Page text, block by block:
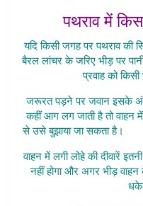
पथराव में
यदि किसी जगह पर पथराव की
बैरल लांचर के जरिए भीड़ पर
प्रवाह को
जरूरत पड़ने पर जवान इसके
कहीं आग लग जाती है तो वाहन
से उसे बुझाया जा सकता है।
वाहन में लगी लोहे की दीवारें
नहीं होगा और अगर भीड़